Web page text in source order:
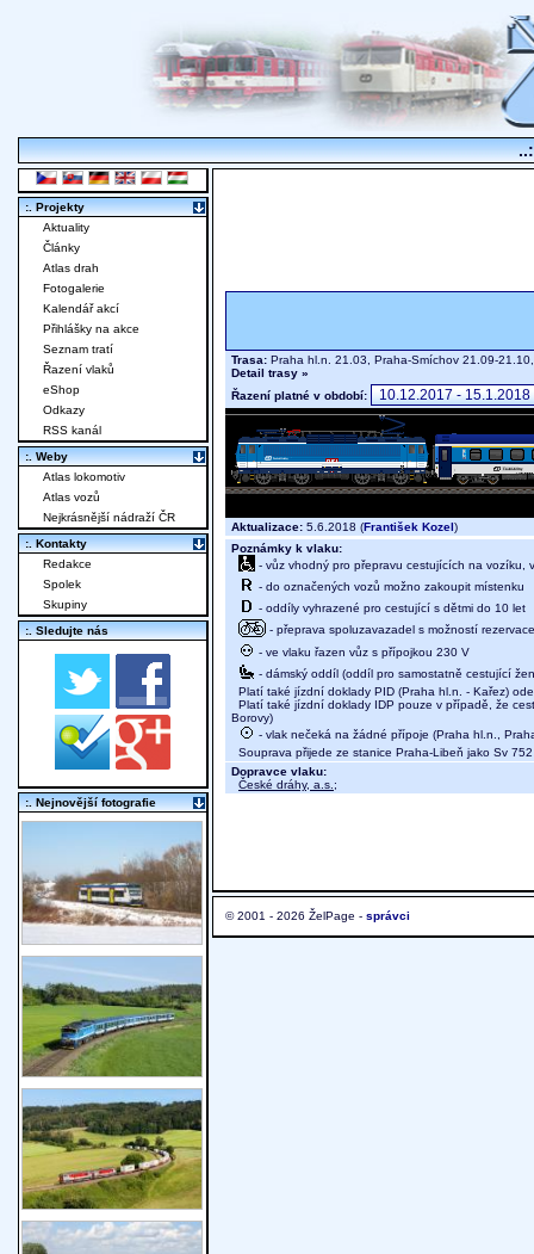
Trasa: Praha hl.n. 21.03, Praha-Smíchov 21.09-
Detail trasy »
Řazení platné v období:
Aktualizace: 5.6.2018 (František Kozel)
Poznámky k vlaku:
- vůz vhodný pro přepravu cestujících na vozíku,
- do označených vozů možno zakoupit místenku
- oddíly vyhrazené pro cestující s dětmi do 10 let
- přeprava spoluzavazadel s možností
- ve vlaku řazen vůz s přípojkou 230 V
- dámský oddíl (oddíl pro samostatně cestující
Platí také jízdní doklady PID (Praha hl.n. - Kařez)
Platí také jízdní doklady IDP pouze v případě, že
Borovy)
- vlak nečeká na žádné přípoje (Praha hl.n.,
Souprava přijede ze stanice Praha-Libeň jako Sv
Dopravce vlaku:
České dráhy, a.s. ;
© 2001 - 2026 ŽelPage - správci
:. Projekty
Aktuality
Články
Atlas drah
Fotogalerie
Kalendář akcí
Přihlášky na akce
Seznam tratí
Řazení vlaků
eShop
Odkazy
RSS kanál
:. Weby
Atlas lokomotiv
Atlas vozů
Nejkrásnější nádraží ČR
:. Kontakty
Redakce
Spolek
Skupiny
:. Sledujte nás
:. Nejnovější fotografie